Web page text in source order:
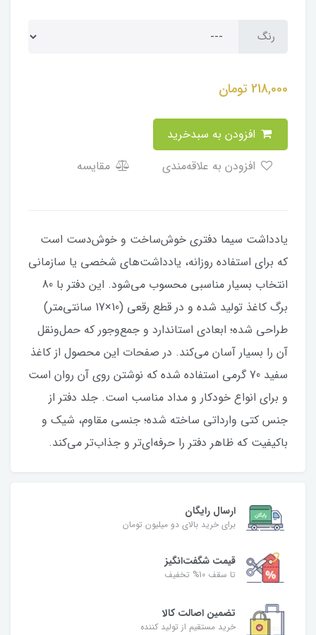
رنگ
218,000 تومان
مقایسه
یادداشت سیما دفتری خوش‌ساخت و خوش‌دست است
که برای استفاده روزانه، یادداشت‌های شخصی یا سازمانی
انتخاب بسیار مناسبی محسوب می‌شود. این دفتر با 80
برگ کاغذ تولید شده و در قطع رقعی (10×17 سانتی‌متر)
طراحی شده؛ ابعادی استاندارد و جمع‌وجور که حمل‌ونقل
آن را بسیار آسان می‌کند. در صفحات این محصول از کاغذ
سفید 70 گرمی استفاده شده که نوشتن روی آن روان است
و برای انواع خودکار و مداد مناسب است. جلد دفتر از
جنس کتی وارداتی ساخته شده؛ جنسی مقاوم، شیک و
باکیفیت که ظاهر دفتر را حرفه‌ای‌تر و جذاب‌تر می‌کند.
ارسال رایگان
برای خرید بالای دو میلیون تومان
قیمت شگفت‌انگیز
تا سقف 10% تخفیف
تضمین اصالت کالا
خرید مستقیم از تولید کننده